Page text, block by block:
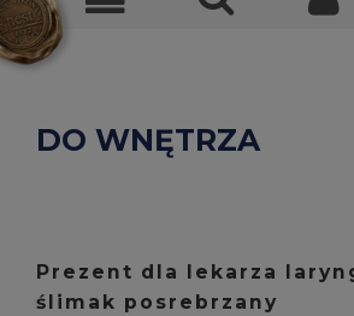
DO WNĘTRZA
Prezent dla lekarza
ślimak posrebrzany